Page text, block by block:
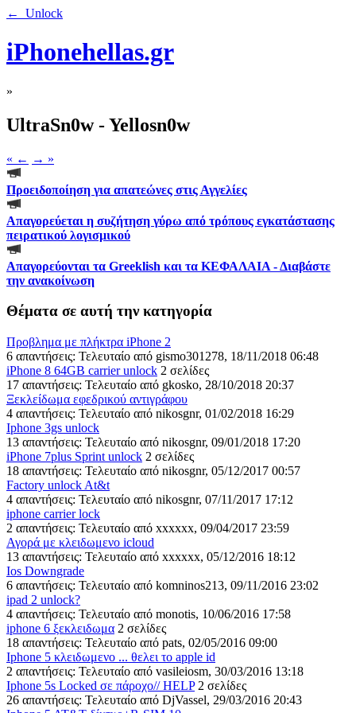
← Unlock
iPhonehellas.gr
»
UltraSn0w - Yellosn0w
« ← → »
Προειδοποίηση για απατεώνες στις Αγγελίες
Απαγορεύεται η συζήτηση γύρω από τρόπους εγκατάστασης
πειρατικού λογισμικού
Απαγορεύονται τα Greeklish και τα ΚΕΦΑΛΑΙΑ - Διαβάστε
την ανακοίνωση
Θέματα σε αυτή την κατηγορία
Προβλημα με πλήκτρα iPhone 2
6 απαντήσεις: Τελευταίο από gismo301278, 18/11/2018 06:48
iPhone 8 64GB carrier unlock 2 σελίδες
17 απαντήσεις: Τελευταίο από gkosko, 28/10/2018 20:37
Ξεκλείδωμα εφεδρικού αντιγράφου
4 απαντήσεις: Τελευταίο από nikosgnr, 01/02/2018 16:29
Iphone 3gs unlock
13 απαντήσεις: Τελευταίο από nikosgnr, 09/01/2018 17:20
iPhone 7plus Sprint unlock 2 σελίδες
18 απαντήσεις: Τελευταίο από nikosgnr, 05/12/2017 00:57
Factory unlock At&t
4 απαντήσεις: Τελευταίο από nikosgnr, 07/11/2017 17:12
iphone carrier lock
2 απαντήσεις: Τελευταίο από xxxxxx, 09/04/2017 23:59
Αγορά με κλειδωμενο icloud
13 απαντήσεις: Τελευταίο από xxxxxx, 05/12/2016 18:12
Ios Downgrade
6 απαντήσεις: Τελευταίο από komninos213, 09/11/2016 23:02
ipad 2 unlock?
4 απαντήσεις: Τελευταίο από monotis, 10/06/2016 17:58
iphone 6 ξεκλειδωμα 2 σελίδες
18 απαντήσεις: Τελευταίο από pats, 02/05/2016 09:00
Iphone 5 κλειδωμενο ... θελει το apple id
2 απαντήσεις: Τελευταίο από vasileiosm, 30/03/2016 13:18
Iphone 5s Locked σε πάροχο// HELP 2 σελίδες
26 απαντήσεις: Τελευταίο από DjVassel, 29/03/2016 20:43